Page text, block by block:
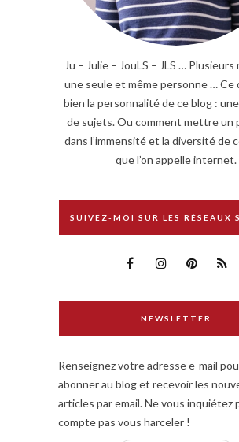
Ju – Julie – JouLS – JLS … Plusieurs
une seule et même personne …
bien la personnalité de ce blog :
de sujets. Ou comment mettre un
dans l’immensité et la diversité de
que l’on appelle internet.
SUIVEZ-MOI SUR LES RÉSEAUX
NEWSLETTER
Renseignez votre adresse e-mail
abonner au blog et recevoir les
articles par email. Ne vous inquiétez
compte pas vous harceler !